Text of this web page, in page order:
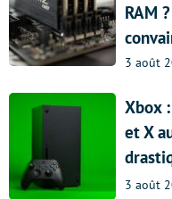
RAM
3 août
Xbox
et X
3 août